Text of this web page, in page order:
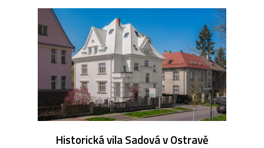
Historická vila Sadová v Ostravě